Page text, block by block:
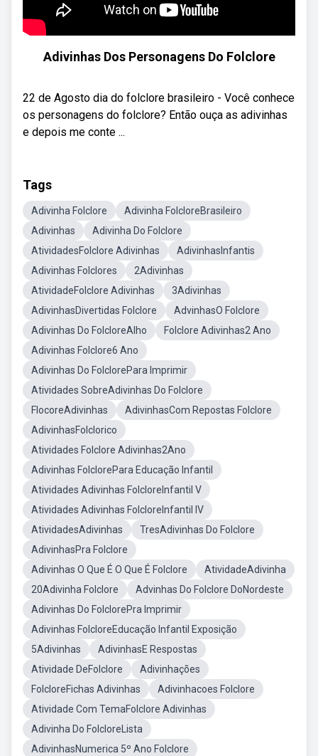
Adivinhas Dos Personagens Do Folclore
22 de Agosto dia do folclore brasileiro - Você conhece
os personagens do folclore? Então ouça as adivinhas
e depois me conte ...
Tags
Adivinha Folclore
Adivinha FolcloreBrasileiro
Adivinhas
Adivinha Do Folclore
AtividadesFolclore Adivinhas
AdivinhasInfantis
Adivinhas Folclores
2Adivinhas
AtividadeFolclore Adivinhas
3Adivinhas
AdivinhasDivertidas Folclore
AdvinhasO Folclore
Adivinhas Do FolcloreAlho
Folclore Adivinhas2 Ano
Adivinhas Folclore6 Ano
Adivinhas Do FolclorePara Imprimir
Atividades SobreAdivinhas Do Folclore
FlocoreAdivinhas
AdivinhasCom Repostas Folclore
AdivinhasFolclorico
Atividades Folclore Adivinhas2Ano
Adivinhas FolclorePara Educação Infantil
Atividades Adivinhas FolcloreInfantil V
Atividades Adivinhas FolcloreInfantil IV
AtividadesAdivinhas
TresAdivinhas Do Folclore
AdivinhasPra Folclore
Adivinhas O Que É O Que É Folclore
AtividadeAdivinha
20Adivinha Folclore
Advinhas Do Folclore DoNordeste
Adivinhas Do FolclorePra Imprimir
Adivinhas FolcloreEducação Infantil Exposição
5Adivinhas
AdivinhasE Respostas
Atividade DeFolclore
Adivinhações
FolcloreFichas Adivinhas
Adivinhacoes Folclore
Atividade Com TemaFolclore Adivinhas
Adivinha Do FolcloreLista
AdivinhasNumerica 5º Ano Folclore